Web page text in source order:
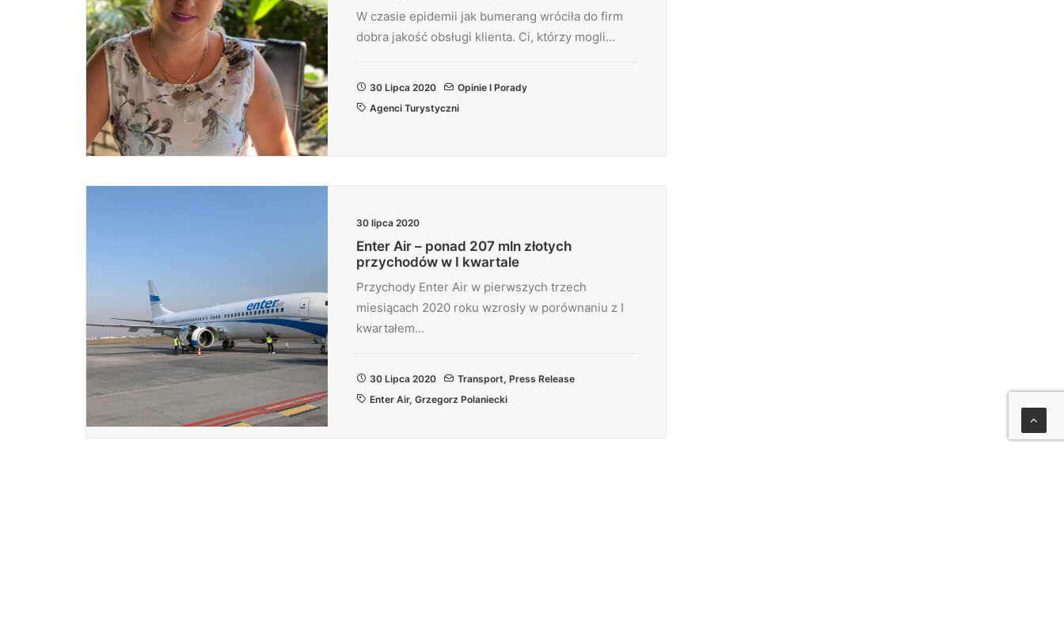
W czasie epidemii jak bumerang wróciła do firm
dobra jakość obsługi klienta. Ci, którzy mogli…
30 Lipca 2020
Opinie I Porady
Agenci Turystyczni
30 lipca 2020
Enter Air – ponad 207 mln złotych
przychodów w I kwartale
Przychody Enter Air w pierwszych trzech
miesiącach 2020 roku wzrosły w porównaniu z I
kwartałem…
30 Lipca 2020 Transport, Press Release
Enter Air, Grzegorz Polaniecki